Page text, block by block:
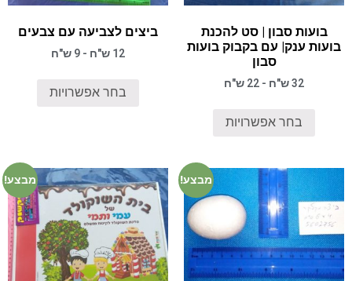
בועות סבון | סט להכנת
בועות ענק| עם בקבוק בועות
סבון
32 ש"ח - 22 ש"ח
בחר אפשרויות
ביצים לצביעה עם צבעים
12 ש"ח - 9 ש"ח
בחר אפשרויות
מבצע! מבצע!